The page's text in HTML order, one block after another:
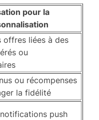
pour la
offres liées à des
ou
ou récompenses
la fidélité
push